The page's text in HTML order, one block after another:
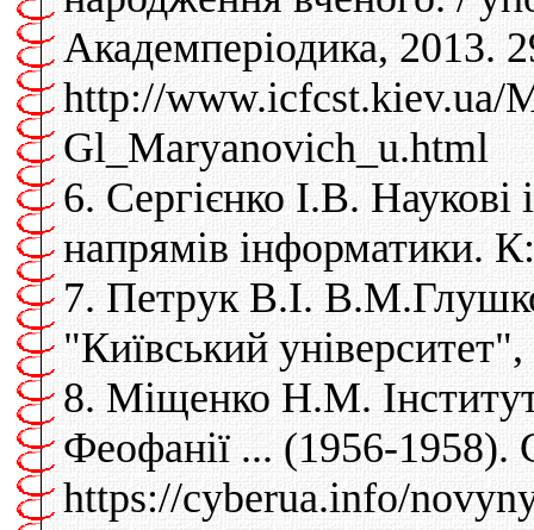
Академперіодика, 2013.
http://
Gl_Maryanovich_u.html
6. Сергієнко І.В.
напрямів інформатики.
7. Петрук В.І.
"Київський
8. Міщенко Н.М.
Феофанії ... (1956-1958).
https://cyberua.info/